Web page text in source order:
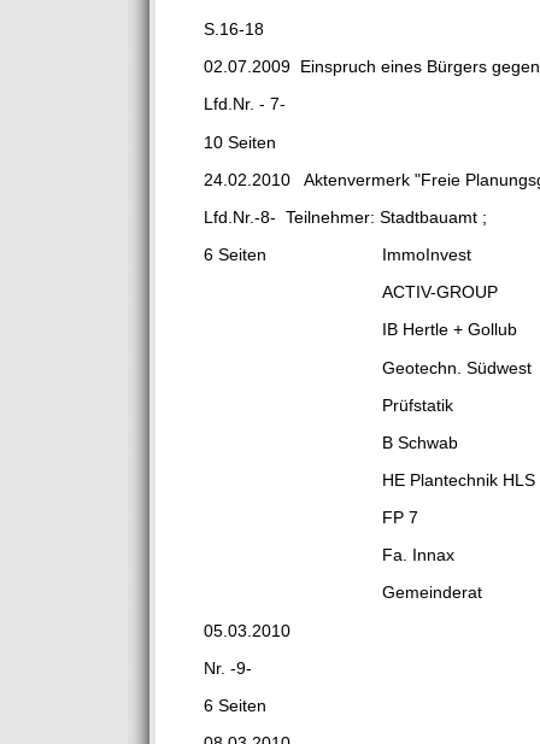
S.16-18
02.07.2009 Einspruch eines Bürgers
Lfd.Nr. - 7-
10 Seiten
24.02.2010 Aktenvermerk "Freie
Lfd.Nr.-8- Teilnehmer:
6 Seiten ImmoInvest 2
ACTIV-GROUP 4
IB Hertle + Gollub 1
Geotechn. Südwest
Prüfstatik 1
B Schwab 1
HE Plantechnik HLS
FP 7 2
Fa. Innax 2
05.03.2010
Nr. -9-
6 Seiten